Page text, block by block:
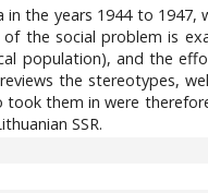
in the years 1944 to
the social problem is
population), and the
the stereotypes,
them in were
SSR.